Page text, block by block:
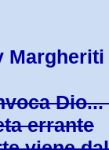
Margheriti
errante